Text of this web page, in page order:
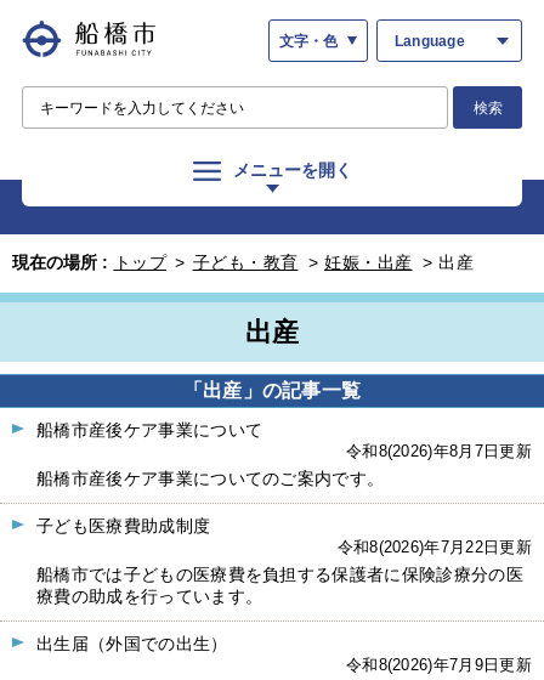
文字・色 Language
検索
メニューを開く
現在の場所 : トップ > 子ども・教育 > 妊娠・出産 > 出産
出産
「出産」の記事一覧
船橋市産後ケア事業について
令和8(2026)年8月7日更新
船橋市産後ケア事業についてのご案内です。
子ども医療費助成制度
令和8(2026)年7月22日更新
船橋市では子どもの医療費を負担する保護者に保険診療分の医
療費の助成を行っています。
出生届（外国での出生）
令和8(2026)年7月9日更新